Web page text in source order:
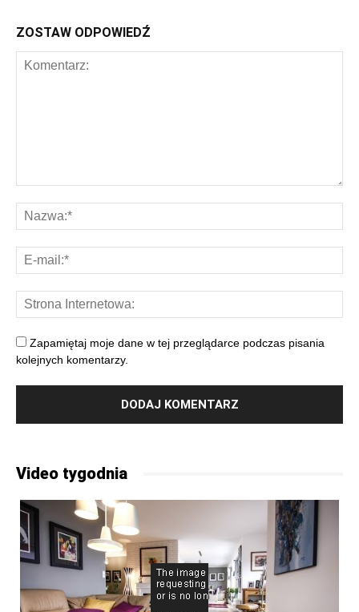
ZOSTAW ODPOWIEDŹ
Zapamiętaj moje dane w tej przeglądarce podczas pisania
kolejnych komentarzy.
Video tygodnia